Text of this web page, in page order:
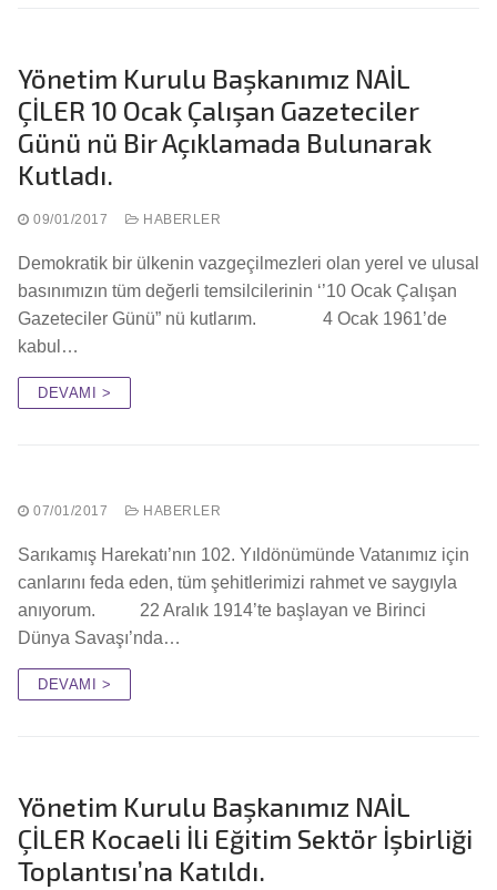
Yönetim Kurulu Başkanımız NAİL
ÇİLER 10 Ocak Çalışan Gazeteciler
Günü nü Bir Açıklamada Bulunarak
Kutladı.
09/01/2017 HABERLER
Demokratik bir ülkenin vazgeçilmezleri olan yerel ve ulusal
basınımızın tüm değerli temsilcilerinin ‘’10 Ocak Çalışan
Gazeteciler Günü” nü kutlarım. 4 Ocak 1961’de
kabul…
DEVAMI >
07/01/2017 HABERLER
Sarıkamış Harekatı’nın 102. Yıldönümünde Vatanımız için
canlarını feda eden, tüm şehitlerimizi rahmet ve saygıyla
anıyorum. 22 Aralık 1914’te başlayan ve Birinci
Dünya Savaşı’nda…
DEVAMI >
Yönetim Kurulu Başkanımız NAİL
ÇİLER Kocaeli İli Eğitim Sektör İşbirliği
Toplantısı’na Katıldı.